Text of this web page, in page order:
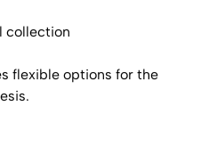
collection
flexible options for the